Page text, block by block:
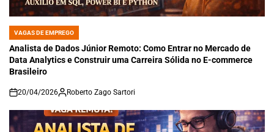
POSTED
IN
VAGAS DE EMPREGO
Analista de Dados Júnior Remoto: Como Entrar no Mercado de
Data Analytics e Construir uma Carreira Sólida no E-commerce
Brasileiro
on
20/04/2026 Roberto Zago Sartori